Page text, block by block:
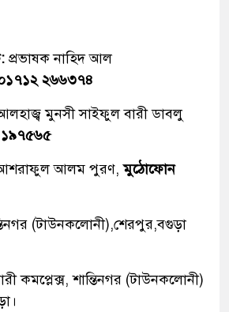
প্রভাষক নাহিদ আল
২৬৬৩৭৪
মুনসী সাইফুল বারী ডাবলু
আলম পুরণ,মুঠোফোন
(টাউনকলোনী),শেরপুর,বগুড়া
কমপ্লেক্স, শান্তিনগর (টাউনকলোনী)